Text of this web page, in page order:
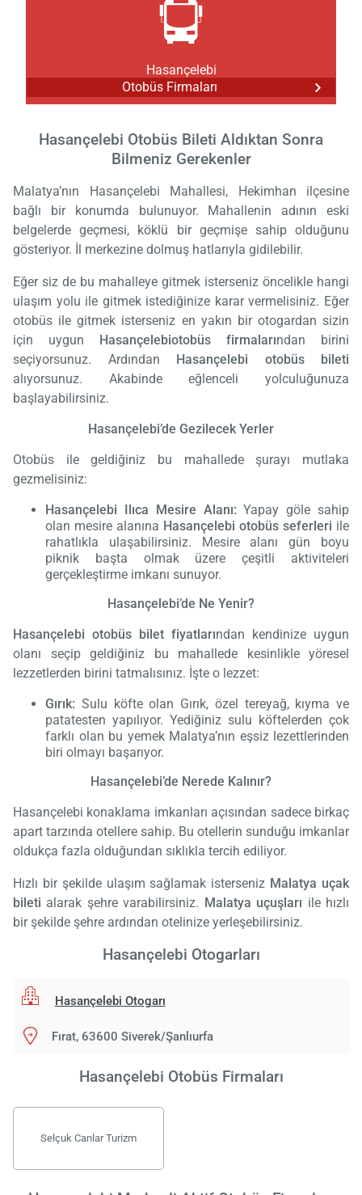
Hasançelebi
Otobüs Firmaları
Hasançelebi Otobüs Bileti Aldıktan Sonra
Bilmeniz Gerekenler
Malatya’nın Hasançelebi Mahallesi, Hekimhan ilçesine
bağlı bir konumda bulunuyor. Mahallenin adının eski
belgelerde geçmesi, köklü bir geçmişe sahip olduğunu
gösteriyor. İl merkezine dolmuş hatlarıyla gidilebilir.
Eğer siz de bu mahalleye gitmek isterseniz öncelikle hangi
ulaşım yolu ile gitmek istediğinize karar vermelisiniz. Eğer
otobüs ile gitmek isterseniz en yakın bir otogardan sizin
için uygun
Hasançelebiotobüs firmalarından birini
seçiyorsunuz. Ardından
Hasançelebi otobüs bileti
alıyorsunuz. Akabinde eğlenceli yolculuğunuza
başlayabilirsiniz.
Hasançelebi’de Gezilecek Yerler
Otobüs ile geldiğiniz bu mahallede şurayı mutlaka
gezmelisiniz:
Hasançelebi Ilıca Mesire Alanı: Yapay göle sahip
olan mesire alanına Hasançelebi otobüs seferleri ile
rahatlıkla ulaşabilirsiniz. Mesire alanı gün boyu
piknik başta olmak üzere çeşitli aktiviteleri
gerçekleştirme imkanı sunuyor.
Hasançelebi’de Ne Yenir?
Hasançelebi otobüs bilet fiyatlarından kendinize uygun
olanı seçip geldiğiniz bu mahallede kesinlikle yöresel
lezzetlerden birini tatmalısınız. İşte o lezzet:
Gırık: Sulu köfte olan Gırık, özel tereyağ, kıyma ve
patatesten yapılıyor. Yediğiniz sulu köftelerden çok
farklı olan bu yemek Malatya’nın eşsiz lezettlerinden
biri olmayı başarıyor.
Hasançelebi’de Nerede Kalınır?
Hasançelebi konaklama imkanları açısından sadece birkaç
apart tarzında otellere sahip. Bu otellerin sunduğu imkanlar
oldukça fazla olduğundan sıklıkla tercih ediliyor.
Hızlı bir şekilde ulaşım sağlamak isterseniz Malatya uçak
bileti alarak şehre varabilirsiniz. Malatya uçuşları ile hızlı
bir şekilde şehre ardından otelinize yerleşebilirsiniz.
Hasançelebi Otogarları
Hasançelebi Otogarı
Fırat, 63600 Siverek/Şanlıurfa
Hasançelebi Otobüs Firmaları
Selçuk Canlar Turizm